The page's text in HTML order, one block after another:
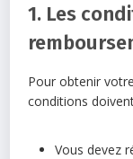
1. Les
Pour obtenir
conditions
Vous devez